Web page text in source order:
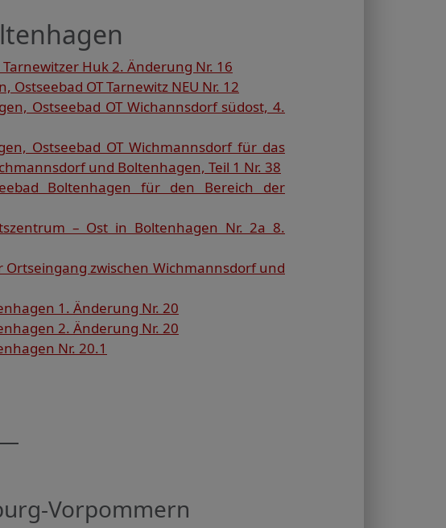
Huk 2. Änderung Nr. 16
OT Tarnewitz NEU Nr. 12
Ostseebad OT Wichannsdorf südost, 4.
Ostseebad OT Wichmannsdorf für das
und Boltenhagen, Teil 1 Nr. 38
Boltenhagen für den Bereich der
– Ost in Boltenhagen Nr. 2a 8.
zwischen Wichmannsdorf und
1. Änderung Nr. 20
2. Änderung Nr. 20
Nr. 20.1
Vorpommern